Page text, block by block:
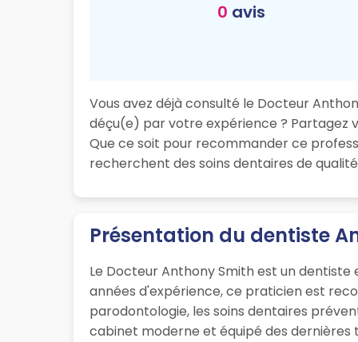
0 avis
Vous avez déjà consulté le Docteur
déçu(e) par votre expérience ? Partagez
Que ce soit pour recommander ce
recherchent des soins dentaires de
Présentation du dentiste
Le Docteur Anthony Smith est un
années d'expérience, ce praticien est
parodontologie, les soins dentaires
cabinet moderne et équipé des dernières